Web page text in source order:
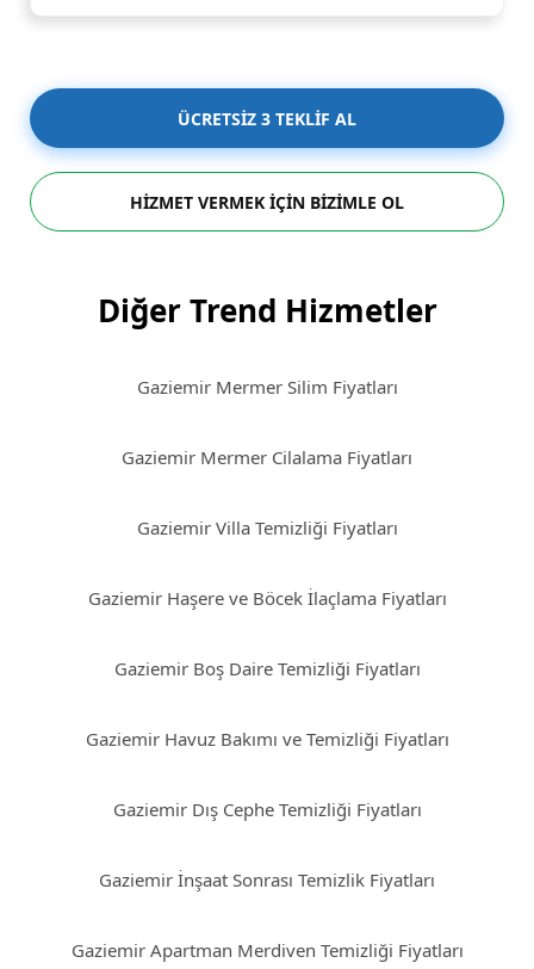
ÜCRETSİZ 3 TEKLİF AL
HİZMET VERMEK İÇİN BİZİMLE OL
Diğer Trend Hizmetler
Gaziemir Mermer Silim Fiyatları
Gaziemir Mermer Cilalama Fiyatları
Gaziemir Villa Temizliği Fiyatları
Gaziemir Haşere ve Böcek İlaçlama Fiyatları
Gaziemir Boş Daire Temizliği Fiyatları
Gaziemir Havuz Bakımı ve Temizliği Fiyatları
Gaziemir Dış Cephe Temizliği Fiyatları
Gaziemir İnşaat Sonrası Temizlik Fiyatları
Gaziemir Apartman Merdiven Temizliği Fiyatları